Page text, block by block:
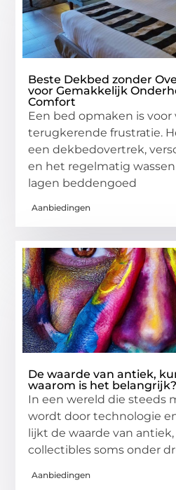
Beste Dekbed zonder
voor Gemakkelijk
Comfort
Een bed opmaken is
terugkerende frustratie.
een dekbedovertrek,
en het regelmatig
lagen beddengoed
Aanbiedingen
De waarde van antiek,
waarom is het belangrijk?
In een wereld die steeds
wordt door technologie
lijkt de waarde van
collectibles soms onder
Aanbiedingen